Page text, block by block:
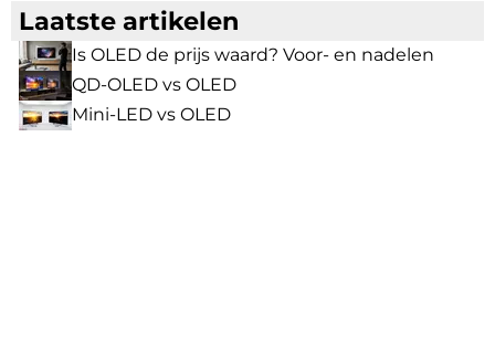
Laatste artikelen
Is OLED de prijs waard? Voor- en nadelen
QD-OLED vs OLED
Mini-LED vs OLED